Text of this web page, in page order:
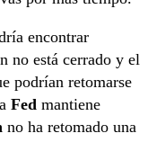
encontrar
no está cerrado y el
podrían retomarse
Fed mantiene
no ha retomado una